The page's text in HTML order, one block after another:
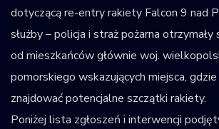
dotyczącą re-entry rakiety Falcon 9 nad
służby – policja i straż pożarna otrzymały
od mieszkańców głównie woj.
pomorskiego wskazujących miejsca,
znajdować potencjalne szczątki rakiety.
Poniżej lista zgłoszeń i interwencji